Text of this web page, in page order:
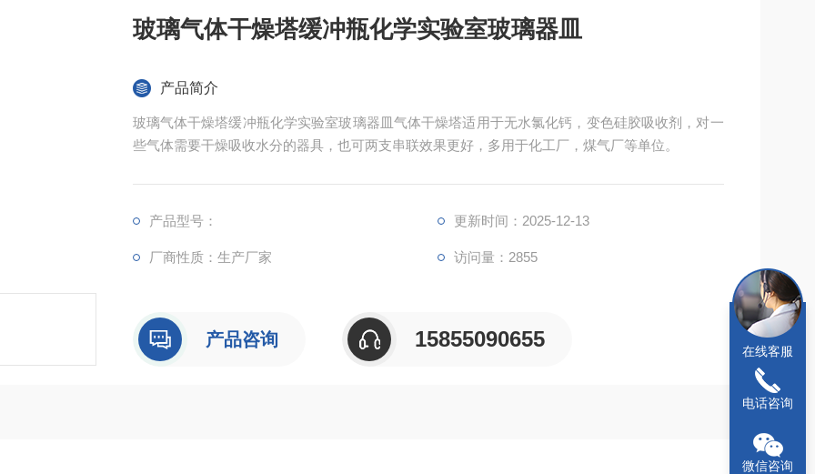
玻璃气体干燥塔缓冲瓶化学实验室玻璃器皿
产品简介
玻璃气体干燥塔缓冲瓶化学实验室玻璃器皿气体干燥塔适用于无水氯化钙，变色硅胶吸收剂，对一
些气体需要干燥吸收水分的器具，也可两支串联效果更好，多用于化工厂，煤气厂等单位。
产品型号： 更新时间：2025-12-13
厂商性质：生产厂家 访问量：2855
产品咨询 15855090655 在线客服
电话咨询
微信咨询